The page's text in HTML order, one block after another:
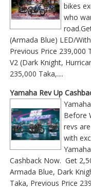
bikes
who
(Armada Blue) LED/
Previous Price 239,000
V2 (Dark Knight,
235,000 Taka,....
Yamaha Rev Up
Before
revs
with
Cashback Now. Get
Armada Blue, Dark
Taka, Previous Price